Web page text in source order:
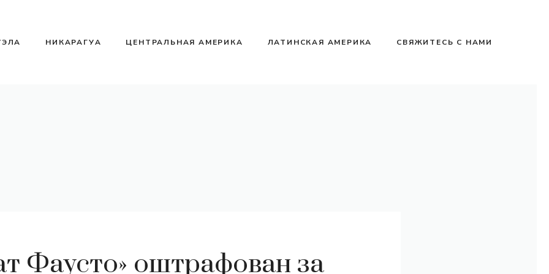
НИКАРАГУА ЦЕНТРАЛЬНАЯ АМЕРИКА ЛАТИНСКАЯ АМЕРИКА СВЯЖИТЕСЬ С НАМИ
Фаусто» оштрафован за